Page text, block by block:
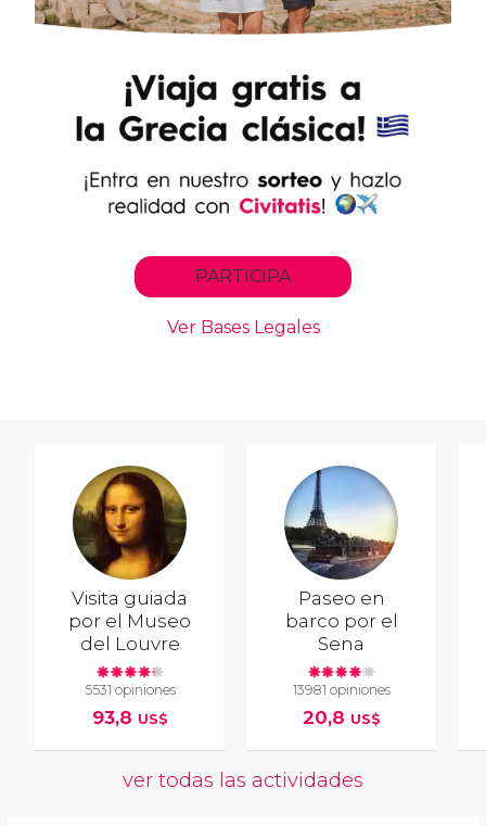
Visita guiada
por el Museo
del Louvre
5531 opiniones
93,8 US$
Paseo en
barco por el
Sena
13981 opiniones
20,8 US$
ver todas las actividades